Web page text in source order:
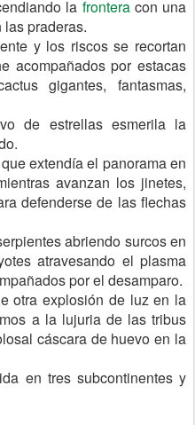
la fronteracon una
praderas.
y los riscos se recortan
acompañados por estacas
gigantes, fantasmas,
de estrellas esmerila la
extendía el panorama en
avanzan los jinetes,
defenderse de las flechas
abriendo surcos en
atravesando el plasma
por el desamparo.
otra explosión de luz en la
a la lujuria de las tribus
cáscara de huevo en la
en tres subcontinentes y